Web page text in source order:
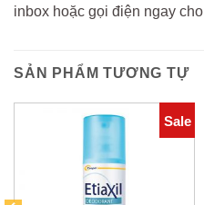
inbox hoặc gọi điện ngay cho
SẢN PHẨM TƯƠNG TỰ
Sale